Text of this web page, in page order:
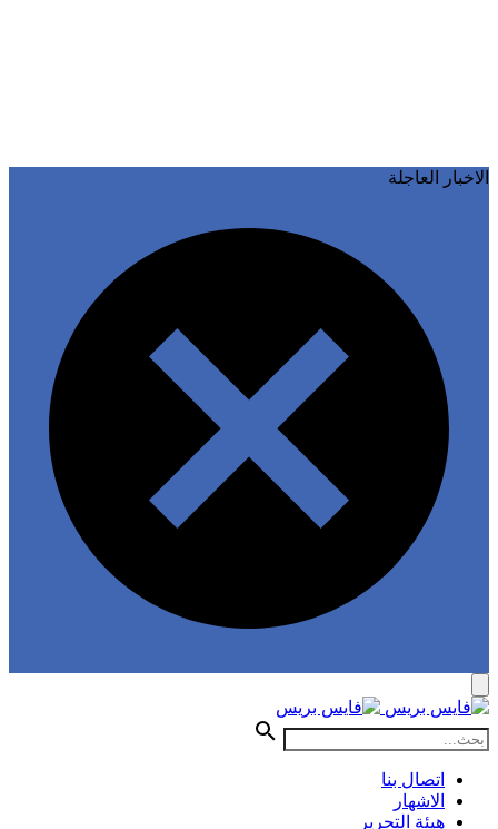
العاجلة
اتصال بنا
الاشهار
هيئة التحرير